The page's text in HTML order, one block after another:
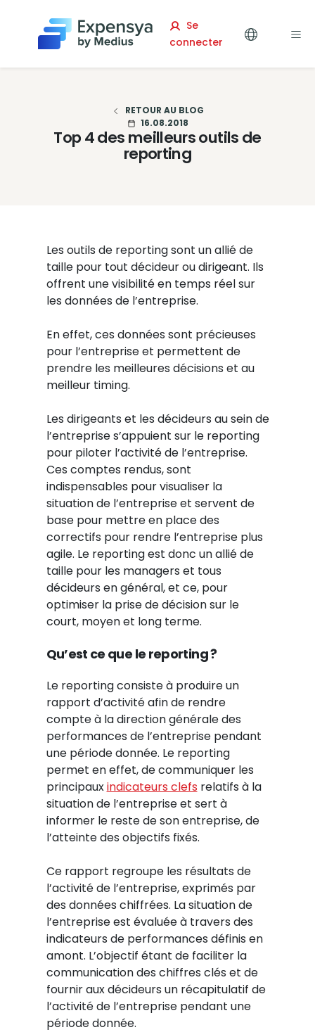
Expensya
Se
connecter
RETOUR AU BLOG
16.08.2018
Top 4 des meilleurs outils de
reporting
Les outils de reporting sont un allié de
taille pour tout décideur ou dirigeant. Ils
offrent une visibilité en temps réel sur
les données de l’entreprise.
En effet, ces données sont précieuses
pour l’entreprise et permettent de
prendre les meilleures décisions et au
meilleur timing.
Les dirigeants et les décideurs au sein de
l’entreprise s’appuient sur le reporting
pour piloter l’activité de l’entreprise.
Ces comptes rendus, sont
indispensables pour visualiser la
situation de l’entreprise et servent de
base pour mettre en place des
correctifs pour rendre l’entreprise plus
agile. Le reporting est donc un allié de
taille pour les managers et tous
décideurs en général, et ce, pour
optimiser la prise de décision sur le
court, moyen et long terme.
Qu’est ce que le reporting ?
Le reporting consiste à produire un
rapport d’activité afin de rendre
compte à la direction générale des
performances de l’entreprise pendant
une période donnée. Le reporting
permet en effet, de communiquer les
principauxindicateurs clefs relatifs à la
situation de l’entreprise et sert à
informer le reste de son entreprise, de
l’atteinte des objectifs fixés.
Ce rapport regroupe les résultats de
l’activité de l’entreprise, exprimés par
des données chiffrées. La situation de
l’entreprise est évaluée à travers des
indicateurs de performances définis en
amont. L’objectif étant de faciliter la
communication des chiffres clés et de
fournir aux décideurs un récapitulatif de
l’activité de l’entreprise pendant une
période donnée.